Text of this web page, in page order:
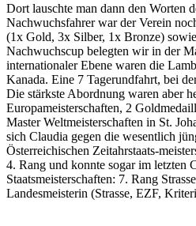
Dort lauschte man dann den Worten
Nachwuchsfahrer war der Verein
(1x Gold, 3x Silber, 1x Bronze)
Nachwuchscup belegten wir in der
internationaler Ebene waren die
Kanada. Eine 7 Tagerundfahrt, bei
Die stärkste Abordnung waren aber
Europameisterschaften, 2
Master Weltmeisterschaften in St.
sich Claudia gegen die wesentlich
Österreichischen Zeitahrstaats-
4. Rang und konnte sogar im letzten
Staatsmeisterschaften: 7. Rang
Landesmeisterin (Strasse, EZF,